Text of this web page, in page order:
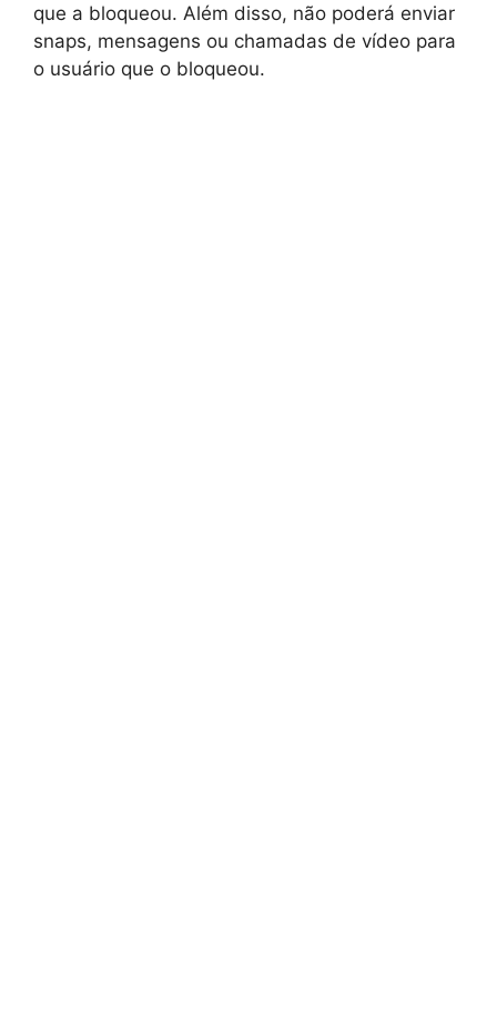
que a bloqueou. Além disso, não poderá enviar
snaps, mensagens ou chamadas de vídeo para
o usuário que o bloqueou.